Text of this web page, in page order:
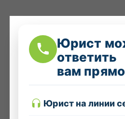
Юрист
ответить
вам
Юрист на линии